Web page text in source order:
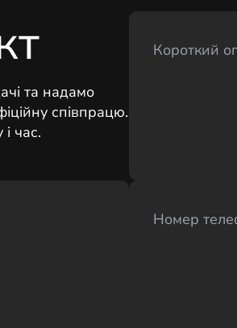
та надамо
співпрацю.
час.